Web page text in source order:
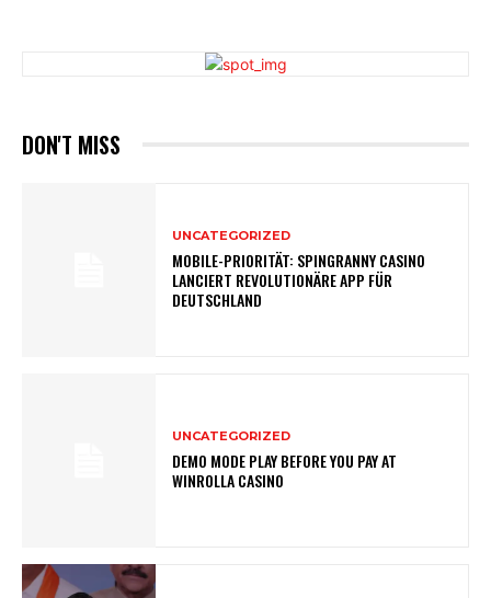
DON'T MISS
UNCATEGORIZED
MOBILE-PRIORITÄT: SPINGRANNY CASINO
LANCIERT REVOLUTIONÄRE APP FÜR
DEUTSCHLAND
UNCATEGORIZED
DEMO MODE PLAY BEFORE YOU PAY AT
WINROLLA CASINO